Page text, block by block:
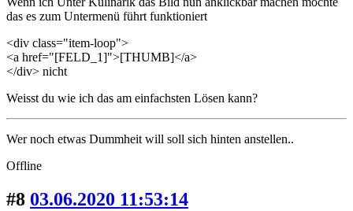
das es zum Untermenü führt funktioniert
<div class="item-loop">
<a href="[FELD_1]">[THUMB]</a>
</div> nicht
Weisst du wie ich das am einfachsten Lösen kann?
Wer noch etwas Dummheit will soll sich hinten anstellen..
Offline
#8 03.06.2020 11:53:14